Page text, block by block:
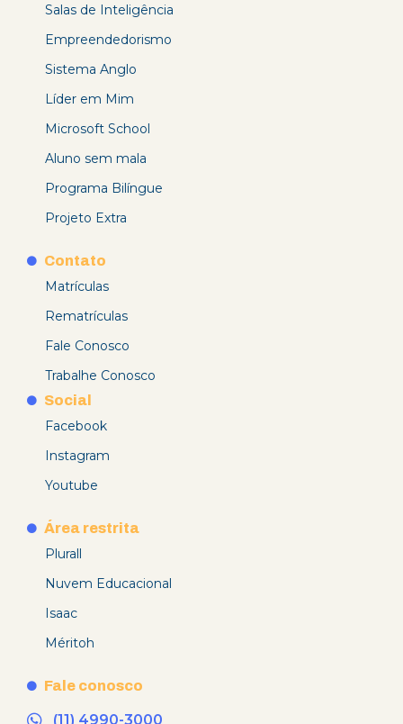
Salas de Inteligência
Empreendedorismo
Sistema Anglo
Líder em Mim
Microsoft School
Aluno sem mala
Programa Bilíngue
Projeto Extra
Contato
Matrículas
Rematrículas
Fale Conosco
Trabalhe Conosco
Social
Facebook
Instagram
Youtube
Área restrita
Plurall
Nuvem Educacional
Isaac
Méritoh
Fale conosco
(11) 4990-3000